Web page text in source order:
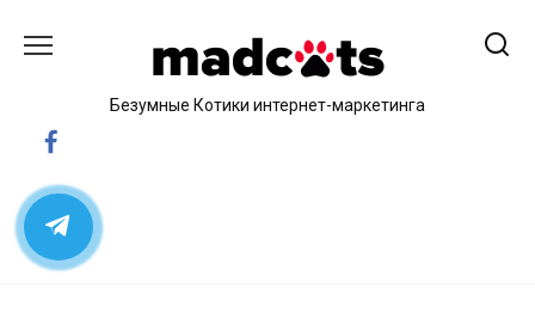
Безумные Котики интернет-маркетинга